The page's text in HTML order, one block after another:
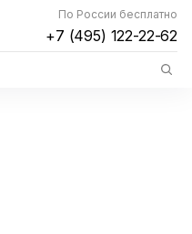
По России бесплатно
+7 (495) 122-22-62